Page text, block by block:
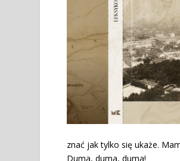
znać jak tylko się ukaże.
Duma, duma, duma!